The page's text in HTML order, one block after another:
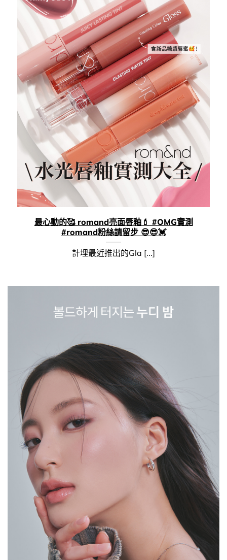
最心動的🥰 romand亮面唇釉💄 #OMG實測
#romand粉絲請留步 😎​😎​💓
計埋最近推出的Gla [...]